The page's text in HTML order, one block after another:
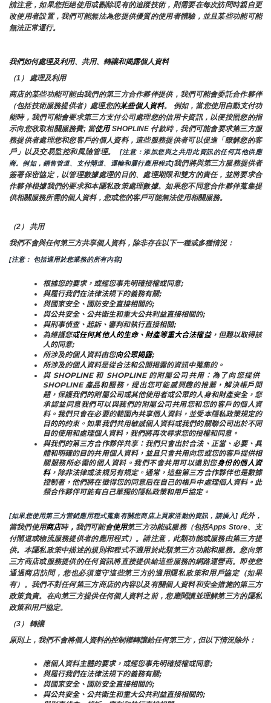
請注意，如果您拒絕使用或刪除現有的追蹤技術，則需要在每次訪問時親自更
改使用者設置，我們可能無法為您提供優質的使用者體驗，並且某些功能可能
無法正常運行。
我們如何處理及利用、共用、轉讓和揭露個人資料
（1） 處理及利用
商店的某些功能可能由我們的第三方合作夥伴提供，我們可能會委託合作夥伴
（包括技術服務提供者）處理您的某些個人資料。 例如，當您使用自動支付功
能時，我們可能會要求第三方支付公司處理您的信用卡資訊，以便按照您的指
示向您收取相關服務費; 當使用 SHOPLINE 付款時，我們可能會要求第三方服
務提供者處理您和您客戶的個人資料，這些服務提供者可以促進「瞭解您的客
戶」以及交易監控和風險管理。
[注意：添加您與之共用此資訊的任何其他供應
商。例如，銷售管道、支付閘道、運輸和履行應用程式]我們將與第三方服務提供者
簽署保密協定，以管理數據處理的目的、處理期限和雙方的責任，並將要求合
作夥伴根據我們的要求和本隱私政策處理數據。如果您不同意合作夥伴蒐集提
供相關服務所需的個人資料，您或您的客戶可能無法使用相關服務。
（2） 共用
我們不會與任何第三方共享個人資料，除非存在以下一種或多種情況：
[注意： 包括適用於您業務的所有內容]
根據您的要求，或經您事先明確授權或同意;
與履行我們在法律法規下的義務有關;
與國家安全、國防安全直接相關的;
與公共安全、公共衛生和重大公共利益直接相關的;
與刑事偵查、起訴、審判和執行直接相關;
為維護您或任何其他人的生命、財產等重大合法權益，但難以取得該
人的同意;
所涉及的個人資料由您向公眾揭露;
所涉及的個人資料是從合法和公開揭露的資訊中蒐集的。
與 SHOPLINE 和 SHOPLINE 的附屬公司共用：為了向您提供
SHOPLINE 產品和服務，提出您可能感興趣的推薦，解決帳戶問
題，保護我們的附屬公司或其他使用者或公眾的人身和財產安全，您
承認並同意我們可以與我們的附屬公司共用您和您的客戶的個人資
料。我們只會在必要的範圍內共享個人資料，並受本隱私政策規定的
目的的約束。如果我們共用敏感個人資料或我們的關聯公司出於不同
目的使用和處理個人資料，我們將再次尋求您的授權和同意。
與我們的第三方合作夥伴共享：我們只會出於合法、正當、必要、具
體和明確的目的共用個人資料，並且只會共用向您或您的客戶提供相
關服務所必需的個人資料。我們不會共用可以識別您身份的個人資
料，除非法律或法規另有規定。通常，這些第三方合作夥伴也是數據
控制者，他們將在徵得您的同意后在自己的帳戶中處理個人資料。此
類合作夥伴可能有自己單獨的隱私政策和用戶協定。
[如果您使用第三方营銷應用程式蒐集有關您商店上買家活動的資訊，請插入] 此外，
當我們使用商店時， 我們可能會使用第三方功能或服務（包括Apps Store、支
付閘道或物流服務提供者的應用程式）。請注意，此類功能或服務由第三方提
供。本隱私政策中描述的規則和程式不適用於此類第三方功能和服務。您向第
三方商店或服務提供的任何資訊將直接提供給這些服務的網路運營商。即使您
通過商店訪問，您也必須遵守這些第三方的適用隱私政策和用戶協定（如果
有）。我們不對任何第三方商店的內容以及有關個人資料和安全措施的第三方
政策負責。在向第三方提供任何個人資料之前，您應閱讀並理解第三方的隱私
政策和用戶協定。
（3） 轉讓
原則上，我們不會將個人資料的控制權轉讓給任何第三方，但以下情況除外：
應個人資料主體的要求，或經您事先明確授權或同意;
與履行我們在法律法規下的義務有關;
與國家安全、國防安全直接相關的;
與公共安全、公共衛生和重大公共利益直接相關的;